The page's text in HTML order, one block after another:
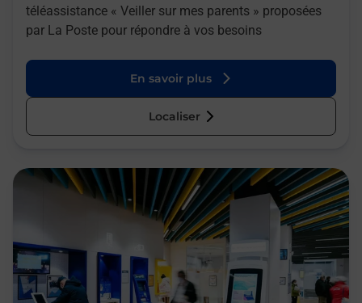
téléassistance « Veiller sur mes parents » proposées
par La Poste pour répondre à vos besoins
En savoir plus
Localiser